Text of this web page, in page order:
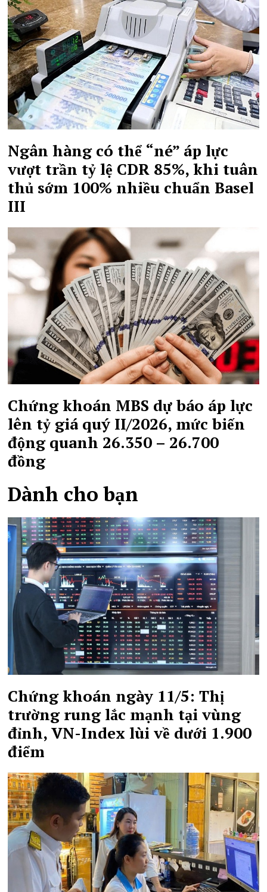
Ngân hàng có thể “né” áp lực
vượt trần tỷ lệ CDR 85%, khi tuân
thủ sớm 100% nhiều chuẩn Basel
III
Chứng khoán MBS dự báo áp lực
lên tỷ giá quý II/2026, mức biến
động quanh 26.350 – 26.700
đồng
Dành cho bạn
Chứng khoán ngày 11/5: Thị
trường rung lắc mạnh tại vùng
đỉnh, VN-Index lùi về dưới 1.900
điểm